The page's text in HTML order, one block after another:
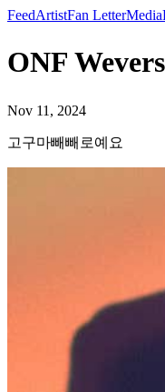
FeedArtistFan LetterMedia
ONF
Nov 11, 2024
고구마빼빼로예요